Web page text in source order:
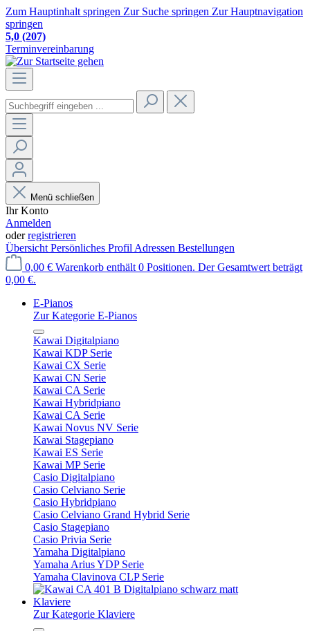
Zum Hauptinhalt springen Zur Suche springen Zur Hauptnavigation
springen
5,0 (207)
Terminvereinbarung
Menü schließen
Ihr Konto
Anmelden
oderregistrieren
Übersicht Persönliches Profil Adressen Bestellungen
0,00 € Warenkorb enthält 0 Positionen. Der Gesamtwert beträgt
0,00 €.
E-Pianos
Zur Kategorie E-Pianos
Kawai Digitalpiano
Kawai KDP Serie
Kawai CX Serie
Kawai CN Serie
Kawai CA Serie
Kawai Hybridpiano
Kawai CA Serie
Kawai Novus NV Serie
Kawai Stagepiano
Kawai ES Serie
Kawai MP Serie
Casio Digitalpiano
Casio Celviano Serie
Casio Hybridpiano
Casio Celviano Grand Hybrid Serie
Casio Stagepiano
Casio Privia Serie
Yamaha Digitalpiano
Yamaha Arius YDP Serie
Yamaha Clavinova CLP Serie
Klaviere
Zur Kategorie Klaviere